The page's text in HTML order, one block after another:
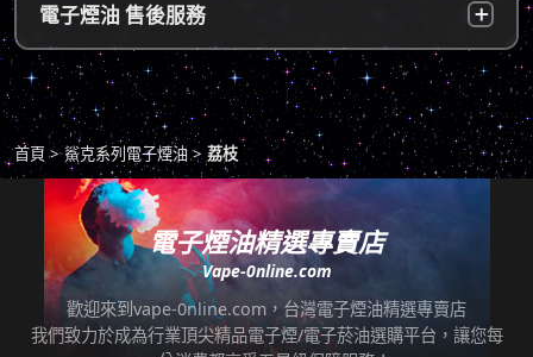
*提示1：線上支付成功並至便利店取貨者須核
對證件，取貨人必須是商品託運單上的收件
人，收件人請勿使用暱稱、假名以免無法順利
取貨。
*提示2：至便利店付款並取貨者，請確認您提
交訂單時的暱稱與包裹是否一致，順利付款後
即可取貨。
*提示3：使用超商到店未取貨者，或會影響
「超商取貨信用」而導致無法再次使用超商取
貨服務，請顧客及時前往取貨。
任何運輸配送方式皆有發生延誤之可能，我們
超商付款：
訂單送達門市後，會寄送簡訊通知取貨，請至
超商告知門市人員您訂購時所填寫的聯絡電話
後三碼，並付款取貨。
物，謝謝理解。
電子煙油 售後服務
退換貨原則 包裹拆封請全程錄影，已確保雙方權益。
商品若有任何瑕疵問題，請拍照/錄影並聯絡本
站客服，以利於退/換貨保固處理。
七天鑑賞期內有任何非人為問題，可免費退/換
貨。超過七天鑑賞期後若要退/換全新未拆封非
瑕疵商品，將收取總金額的20%服務費，並需
自行承擔來回運費。
本站所有商品在運送途中均有可能因為壓力改
變而造成滲漏問題，如發現滲漏，請拍照/錄影
首頁 鯊克系列電子煙油 荔枝
電子煙油精選專賣店
Vape-0nline.com
歡迎來到vape-0nline.com，台灣電子煙油精選專賣店
我們致力於成為行業頂尖精品電子煙/電子菸油選購平台，讓您每